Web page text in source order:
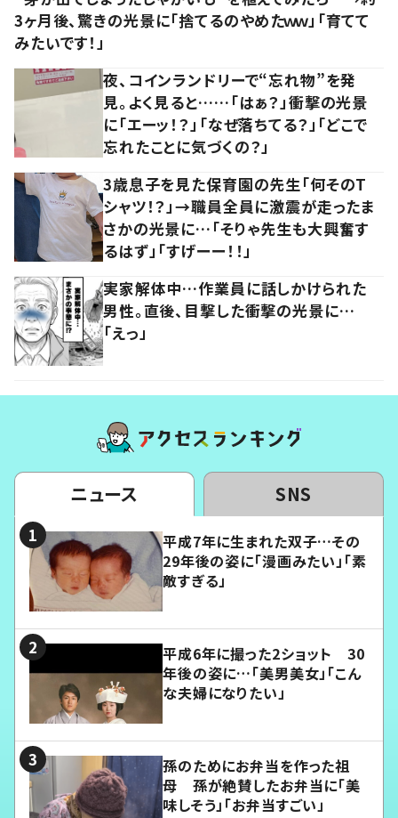
3ヶ月後、驚きの光景に「捨てるのやめたｗｗ」「育てて
みたいです！」
夜、コインランドリーで“忘れ物”を発
見。よく見ると……「はぁ？」衝撃の光景
に「エーッ！？」「なぜ落ちてる？」「どこで
忘れたことに気づくの？」
3歳息子を見た保育園の先生「何そのT
シャツ！？」→職員全員に激震が走ったま
さかの光景に…「そりゃ先生も大興奮す
るはず」「すげーー！！」
実家解体中…作業員に話しかけられた
男性。直後、目撃した衝撃の光景に…
「えっ」
ニュース SNS
平成7年に生まれた双子…その
29年後の姿に「漫画みたい」「素
敵すぎる」
平成6年に撮った2ショット 30
年後の姿に…「美男美女」「こん
な夫婦になりたい」
孫のためにお弁当を作った祖
母 孫が絶賛したお弁当に「美
味しそう」「お弁当すごい」